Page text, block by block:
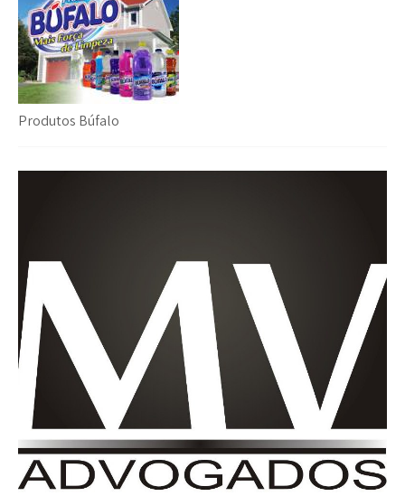
Produtos Búfalo